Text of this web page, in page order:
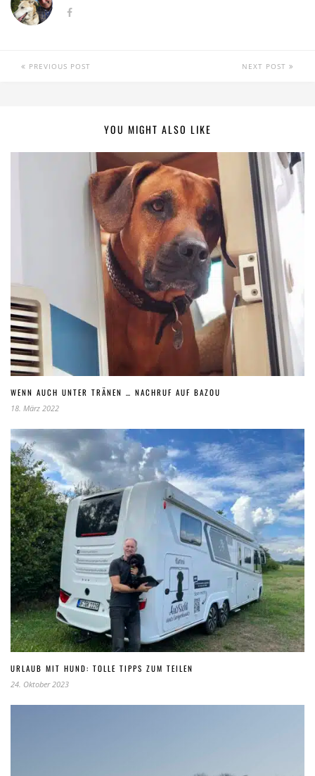
PREVIOUS POST NEXT POST
YOU MIGHT ALSO LIKE
WENN AUCH UNTER TRÄNEN … NACHRUF AUF BAZOU
18. März 2022
URLAUB MIT HUND: TOLLE TIPPS ZUM TEILEN
24. Oktober 2023